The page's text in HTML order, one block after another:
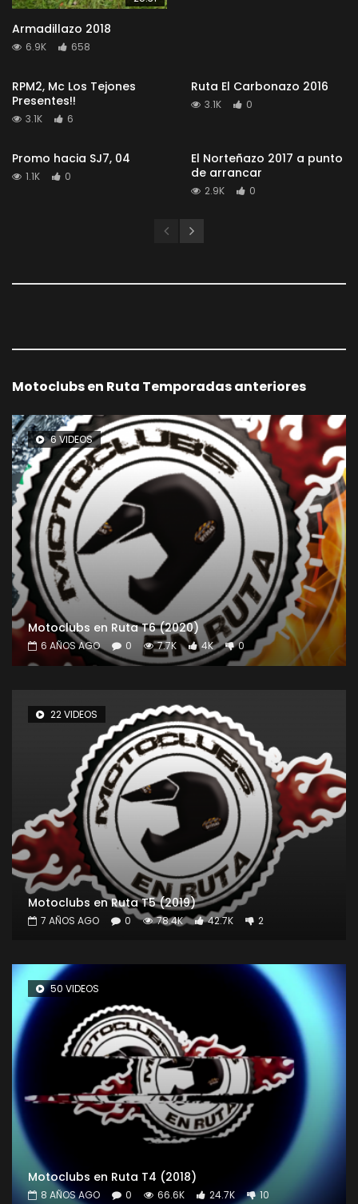
Armadillazo 2018
6.9K 658
RPM2, Mc Los Tejones
Presentes!!
3.1K 6
Ruta El Carbonazo 2016
3.1K 0
Promo hacia SJ7, 04
1.1K 0
El Norteñazo 2017 a punto
de arrancar
2.9K 0
Motoclubs en Ruta Temporadas anteriores
6 VIDEOS
Motoclubs en Ruta T6 (2020)
6 AÑOS AGO 0 7.7K 4K 0
22 VIDEOS
Motoclubs en Ruta T5 (2019)
7 AÑOS AGO 0 78.4K 42.7K 2
50 VIDEOS
Motoclubs en Ruta T4 (2018)
8 AÑOS AGO 0 66.6K 24.7K 10